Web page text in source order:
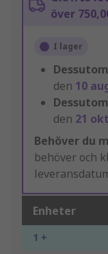
över
I lager
den 10
den 21
Behöver du
behöver och
Enheter
1 +